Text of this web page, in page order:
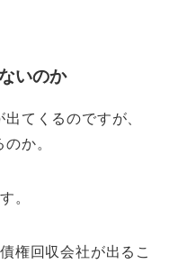
いのか
てくるのですが、
か。
。
権回収会社が出るこ